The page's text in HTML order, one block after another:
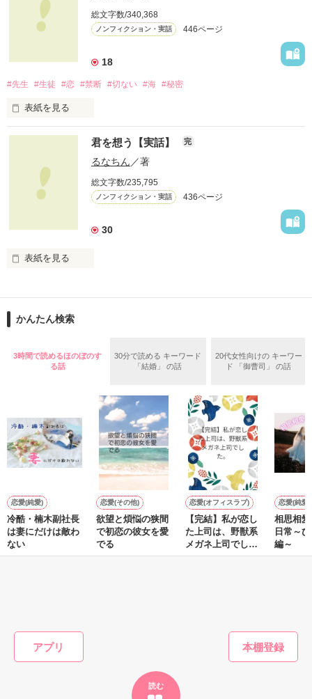
アプリ
読む
わたし達は、結婚式を挙げました。
新郎カズミ　×　新婦おなつ
登場人物の名前などは仮名です。
**************
◆「甘い結婚」特集掲載されました。
◆レビューありがとうございます。
作品を読む
総文字数/340,368
ノンフィクション・実話 446ページ
18
#先生 #生徒 #恋 #禁断 #切ない #海 #秘密
表紙を見る
実体験を基にした、
他とはちょっと違う
先生との禁断の恋物語。
心から愛した人が、
手の届かない人だとしたら
あなたは知っていますか？
この奇跡の軌跡、その全てを―…
（2008/9/20〜2009/4/12）
二次審査進出作品です。
作品を読む
君を想う【実話】 完
るなちん ／著
総文字数/235,795
ノンフィクション・実話 436ページ
30
表紙を見る
その度に何度も
あなたでした..
かんたん検索
3時間で読めるほのぼのす
る話
30分で読める キーワード
「結婚」 の話
20代女性向けの キーワー
ド 「御曹司」 の話
恋愛(純愛)
冷酷・楠木副社長
は妻にだけは敵わ
ない
恋愛(その他)
欲望と煩悩の狭間
で初恋の彼女を愛
でる
恋愛(オフィスラブ)
【完結】私が恋し
た上司は、野獣系
メガネ上司でし
た。
恋愛(純愛)
相思相
日常～
編～